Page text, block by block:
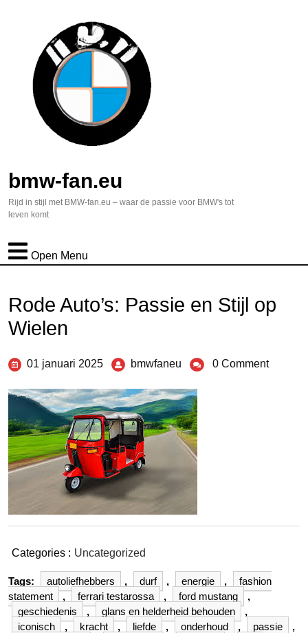
bmw-fan.eu
Rijd in stijl met BMW-fan.eu – waar de passie voor BMW's tot
leven komt
Open Menu
Rode Auto’s: Passie en Stijl op
Wielen
01 januari 2025 bmwfaneu 0 Comment
Categories : Uncategorized
Tags: autoliefhebbers , durf , energie ,
fashion
statement
, ferrari testarossa , ford mustang
,
geschiedenis
, glans en helderheid behouden
,
iconisch
, kracht , liefde , onderhoud , passie
,